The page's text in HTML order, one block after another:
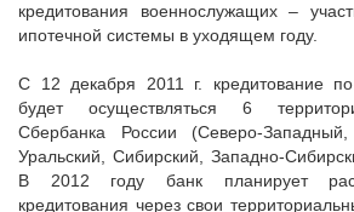
кредитования военнослужащих –
ипотечной системы в уходящем году.
С 12 декабря 2011 г. кредитование
будет осуществляться 6
Сбербанка России (Северо-Западный,
Уральский, Сибирский, Западно-
В 2012 году банк планирует
кредитования через свои